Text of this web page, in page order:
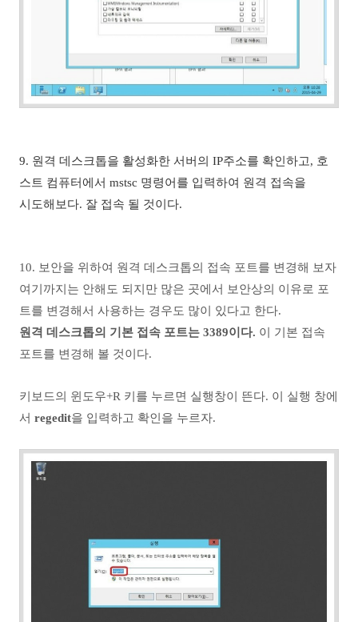
9. 원격 데스크톱을 활성화한 서버의 IP주소를 확인하고, 호
스트 컴퓨터에서 mstsc 명령어를 입력하여 원격 접속을
시도해보다. 잘 접속 될 것이다.
10. 보안을 위하여 원격 데스크톱의 접속 포트를 변경해 보자
여기까지는 안해도 되지만 많은 곳에서 보안상의 이유로 포
트를 변경해서 사용하는 경우도 많이 있다고 한다.
원격 데스크톱의 기본 접속 포트는 3389이다. 이 기본 접속
포트를 변경해 볼 것이다.
키보드의 윈도우+R 키를 누르면 실행창이 뜬다. 이 실행 창에
서 regedit을 입력하고 확인을 누르자.